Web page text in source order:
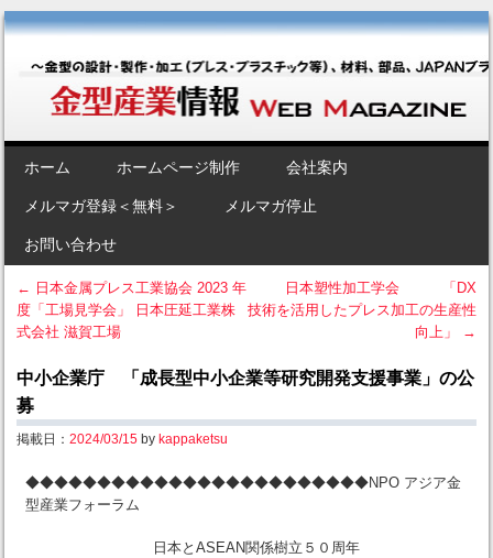
金型産業情報 [Web Magazine]
JAPANブランド“金型”のポータルサイト～
Menu
SKIP TO CONTENT
ホーム ホームページ制作 会社案内
メルマガ登録＜無料＞ メルマガ停止
お問い合わせ
Post navigation
← 日本金属プレス工業協会 2023 年
度「工場見学会」 日本圧延工業株
式会社 滋賀工場
日本塑性加工学会 「DX
技術を活用したプレス加工の生産性
向上」
→
中小企業庁 「成長型中小企業等研究開発支援事業」の公
募
掲載日： 2024/03/15by kappaketsu
◆◆◆◆◆◆◆◆◆◆◆◆◆◆◆◆◆◆◆◆◆◆◆◆NPO アジア金
型産業フォーラム
日本とASEAN関係樹立５０周年